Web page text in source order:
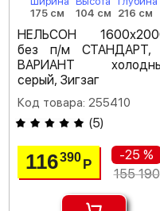
175 см
104 см
216 см
НЕЛЬСОН
без п/м СТАНДАРТ,
ВАРИАНТ
серый, Зигзаг
Код товара: 255410
(5)
116390 Р
-25 %
155 190